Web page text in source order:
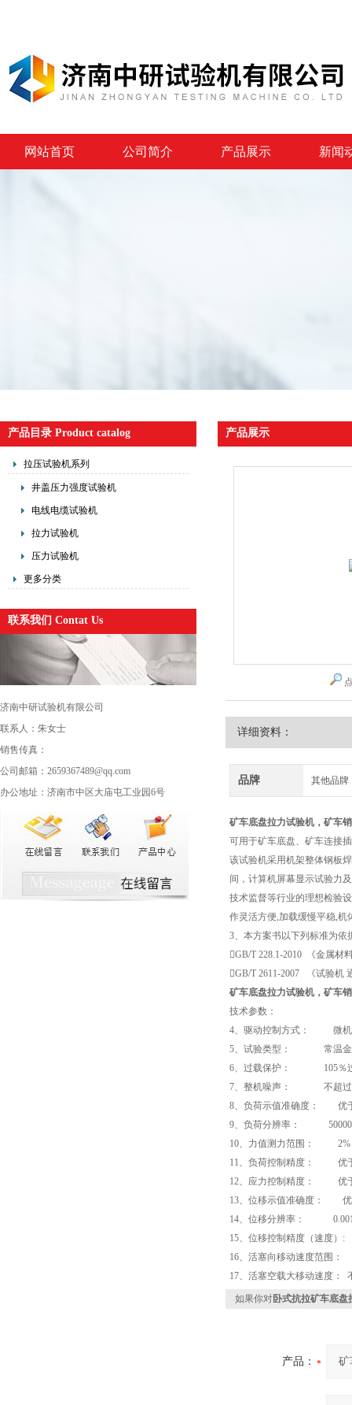
网站首页 公司简介 产品展示 新闻
产品目录 Product catalog
拉压试验机系列
井盖压力强度试验机
电线电缆试验机
拉力试验机
压力试验机
更多分类
联系我们 Contat Us
济南中研试验机有限公司
联系人：朱女士
销售传真：
公司邮箱：2659367489@qq.com
办公地址：济南市中区大庙屯工业园6号
产品展示
详细资料：
品牌 其他品牌
矿车底盘拉力试验机 ，矿车
可用于矿车底盘、矿车连接
该试验机采用机架整体钢板
间，计算机屏幕显示试验力
技术监督等行业的理想检验
作灵活方便,加载缓慢平稳,机
3、本方案书以下列标准为依
GB/T 228.1-2010 《金属材
GB/T 2611-2007 《试验机
矿车底盘拉力试验机 ，矿车
技术参数：
4、驱动控制方式： 微机
5、试验类型： 常温金
6、过载保护： 105％过
7、整机噪声： 不超过
8、负荷示值准确度： 优
9、负荷分辨率： 500000
10、力值测力范围： 2%
11、负荷控制精度： 优
12、应力控制精度： 优
13、位移示值准确度： 优
14、位移分辨率：
15、位移控制精度（速度）
16、活塞向移动速度范围：
17、活塞空载大移动速度：
如果你对卧式抗拉矿车底盘
产品：